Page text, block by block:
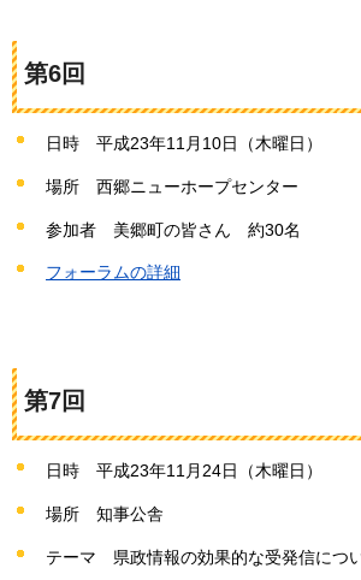
第6回
日時 平成23年11 月10日（木曜日）
場所 西郷ニューホープセンター
参加者 美郷町の皆さん 約30名
フォーラムの詳細
第7回
日時 平成23年11月24日（木曜日）
場所 知事公舎
テーマ 県政情報の効果的な受発信につ